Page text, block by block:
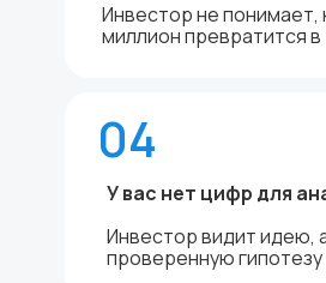
04
Инвестор не понимает,
миллион превратится в
У вас нет цифр для
Инвестор видит идею,
проверенную гипотезу